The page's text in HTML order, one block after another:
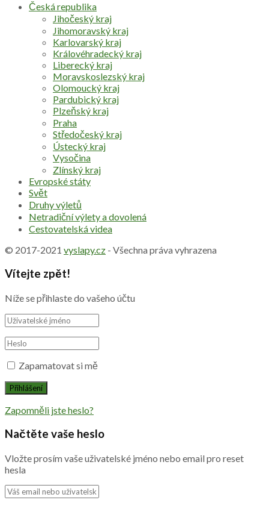
Česká republika
Jihočeský kraj
Jihomoravský kraj
Karlovarský kraj
Královéhradecký kraj
Liberecký kraj
Moravskoslezský kraj
Olomoucký kraj
Pardubický kraj
Plzeňský kraj
Praha
Středočeský kraj
Ústecký kraj
Vysočina
Zlínský kraj
Evropské státy
Svět
Druhy výletů
Netradiční výlety a dovolená
Cestovatelská videa
© 2017-2021 vyslapy.cz - Všechna práva vyhrazena
Vítejte zpět!
Níže se přihlaste do vašeho účtu
Zapamatovat si mě
Zapomněli jste heslo?
Načtěte vaše heslo
Vložte prosím vaše uživatelské jméno nebo email pro reset
hesla